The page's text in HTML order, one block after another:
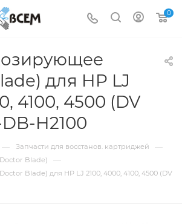
0
для HP LJ
4100, 4500 (DV
H2100
— Запчасти для восстанов. картриджей —
Blade) —
Blade) для HP LJ 2100, 4000, 4100, 4500 (DV